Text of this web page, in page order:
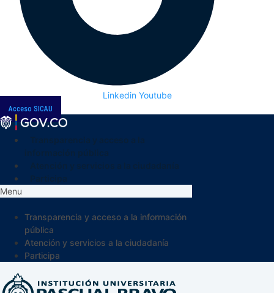
Linkedin Youtube
Acceso SICAU
Menu
Transparencia y acceso a la información
pública
Atención y servicios a la ciudadanía
Participa